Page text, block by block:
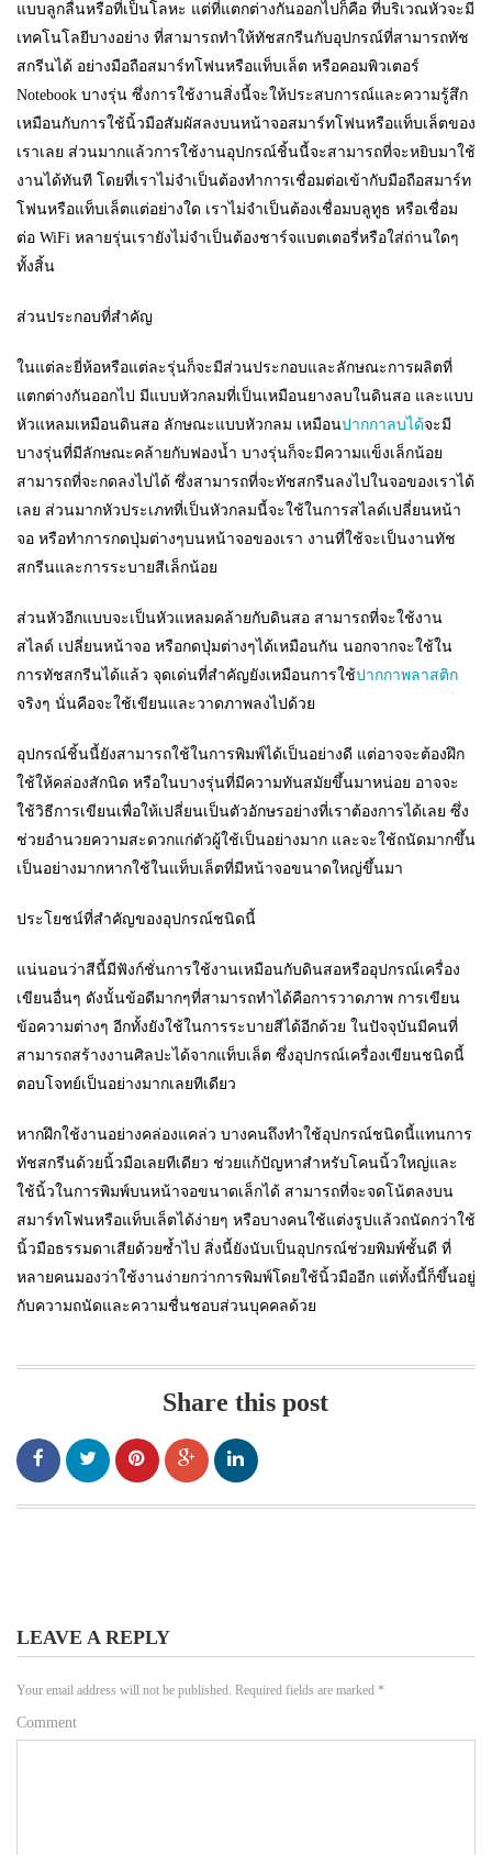
แบบลูกลื่นหรือที่เป็นโลหะ แต่ที่แตกต่างกันออกไปก็คือ ที่บริเวณหัวจะมี
เทคโนโลยีบางอย่าง ที่สามารถทำให้ทัชสกรีนกับอุปกรณ์ที่สามารถทัช
สกรีนได้ อย่างมือถือสมาร์ทโฟนหรือแท็บเล็ต หรือคอมพิวเตอร์
Notebook บางรุ่น ซึ่งการใช้งานสิ่งนี้จะให้ประสบการณ์และความรู้สึก
เหมือนกับการใช้นิ้วมือสัมผัสลงบนหน้าจอสมาร์ทโฟนหรือแท็บเล็ตของ
เราเลย ส่วนมากแล้วการใช้งานอุปกรณ์ชิ้นนี้จะสามารถที่จะหยิบมาใช้
งานได้ทันที โดยที่เราไม่จำเป็นต้องทำการเชื่อมต่อเข้ากับมือถือสมาร์ท
โฟนหรือแท็บเล็ตแต่อย่างใด เราไม่จำเป็นต้องเชื่อมบลูทูธ หรือเชื่อม
ต่อ WiFi หลายรุ่นเรายังไม่จำเป็นต้องชาร์จแบตเตอรี่หรือใส่ถ่านใดๆ
ทั้งสิ้น
ส่วนประกอบที่สำคัญ
ในแต่ละยี่ห้อหรือแต่ละรุ่นก็จะมีส่วนประกอบและลักษณะการผลิตที่
แตกต่างกันออกไป มีแบบหัวกลมที่เป็นเหมือนยางลบในดินสอ และแบบ
หัวแหลมเหมือนดินสอ ลักษณะแบบหัวกลม เหมือนปากกาลบได้จะมี
บางรุ่นที่มีลักษณะคล้ายกับฟองน้ำ บางรุ่นก็จะมีความแข็งเล็กน้อย
สามารถที่จะกดลงไปได้ ซึ่งสามารถที่จะทัชสกรีนลงไปในจอของเราได้
เลย ส่วนมากหัวประเภทที่เป็นหัวกลมนี้จะใช้ในการสไลด์เปลี่ยนหน้า
จอ หรือทำการกดปุ่มต่างๆบนหน้าจอของเรา งานที่ใช้จะเป็นงานทัช
สกรีนและการระบายสีเล็กน้อย
ส่วนหัวอีกแบบจะเป็นหัวแหลมคล้ายกับดินสอ สามารถที่จะใช้งาน
สไลด์ เปลี่ยนหน้าจอ หรือกดปุ่มต่างๆได้เหมือนกัน นอกจากจะใช้ใน
การทัชสกรีนได้แล้ว จุดเด่นที่สำคัญยังเหมือนการใช้ปากกาพลาสติก
จริงๆ นั่นคือจะใช้เขียนและวาดภาพลงไปด้วย
อุปกรณ์ชิ้นนี้ยังสามารถใช้ในการพิมพ์ได้เป็นอย่างดี แต่อาจจะต้องฝึก
ใช้ให้คล่องสักนิด หรือในบางรุ่นที่มีความทันสมัยขึ้นมาหน่อย อาจจะ
ใช้วิธีการเขียนเพื่อให้เปลี่ยนเป็นตัวอักษรอย่างที่เราต้องการได้เลย ซึ่ง
ช่วยอำนวยความสะดวกแก่ตัวผู้ใช้เป็นอย่างมาก และจะใช้ถนัดมากขึ้น
เป็นอย่างมากหากใช้ในแท็บเล็ตที่มีหน้าจอขนาดใหญ่ขึ้นมา
ประโยชน์ที่สำคัญของอุปกรณ์ชนิดนี้
แน่นอนว่าสีนี้มีฟังก์ชั่นการใช้งานเหมือนกับดินสอหรืออุปกรณ์เครื่อง
เขียนอื่นๆ ดังนั้นข้อดีมากๆที่สามารถทำได้คือการวาดภาพ การเขียน
ข้อความต่างๆ อีกทั้งยังใช้ในการระบายสีได้อีกด้วย ในปัจจุบันมีคนที่
สามารถสร้างงานศิลปะได้จากแท็บเล็ต ซึ่งอุปกรณ์เครื่องเขียนชนิดนี้
ตอบโจทย์เป็นอย่างมากเลยทีเดียว
หากฝึกใช้งานอย่างคล่องแคล่ว บางคนถึงทำใช้อุปกรณ์ชนิดนี้แทนการ
ทัชสกรีนด้วยนิ้วมือเลยทีเดียว ช่วยแก้ปัญหาสำหรับโคนนิ้วใหญ่และ
ใช้นิ้วในการพิมพ์บนหน้าจอขนาดเล็กได้ สามารถที่จะจดโน้ตลงบน
สมาร์ทโฟนหรือแท็บเล็ตได้ง่ายๆ หรือบางคนใช้แต่งรูปแล้วถนัดกว่าใช้
นิ้วมือธรรมดาเสียด้วยซ้ำไป สิ่งนี้ยังนับเป็นอุปกรณ์ช่วยพิมพ์ชั้นดี ที่
หลายคนมองว่าใช้งานง่ายกว่าการพิมพ์โดยใช้นิ้วมืออีก แต่ทั้งนี้ก็ขึ้นอยู่
กับความถนัดและความชื่นชอบส่วนบุคคลด้วย
Share this post
LEAVE A REPLY
Your email address will not be published. Required fields are marked *
Comment